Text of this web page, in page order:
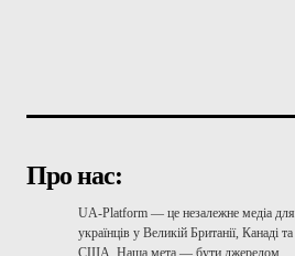
Про нас:
UA-Platform — це незалежне медіа для
українців у Великій Британії, Канаді та
США. Наша мета — бути джерелом